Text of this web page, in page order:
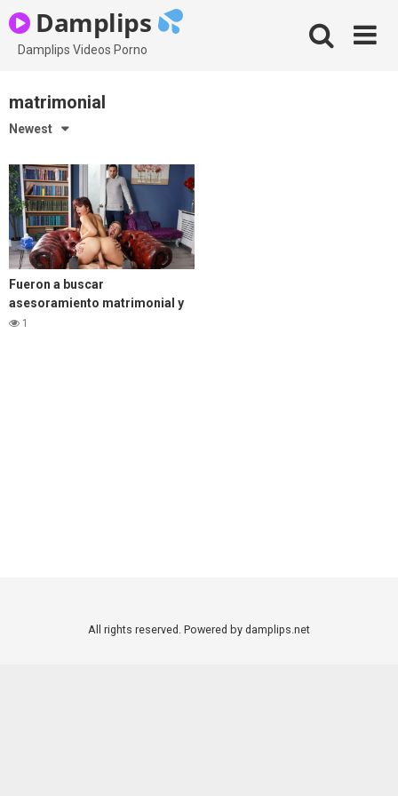
to
content
Damplips
Damplips Videos Porno
matrimonial
Newest
Fueron a buscar
asesoramiento matrimonial y
el consejero se folló a la
1
All rights reserved. Powered by damplips.net